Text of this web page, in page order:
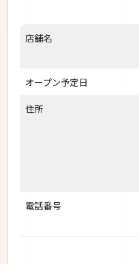
店舗名
オープン予定日
住所
電話番号